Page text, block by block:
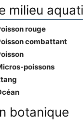
milieu
rouge
combattant
poissons
botanique